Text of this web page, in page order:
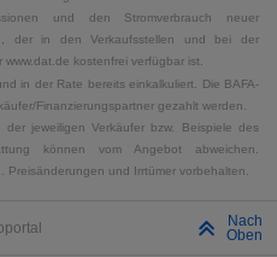
und den Stromverbrauch neuer
der in den Verkaufsstellen und bei der
kostenfrei verfügbar ist.
in der Rate bereits einkalkuliert. Die BAFA-
Finanzierungspartner gezahlt werden.
jeweiligen Verkäufer bzw. Beispiele des
können vom Angebot abweichen.
und Irrtümer vorbehalten.
Nach
Oben